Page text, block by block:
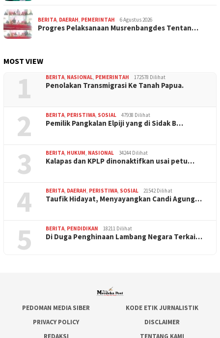
BERITA DAERAH PEMERINTAH 6 Agustus 2026
Progres Pelaksanaan Musrenbangdes Tentan…
MOST VIEW
1 BERITA NASIONAL PEMERINTAH 172578 Dilihat
Penolakan Transmigrasi Ke Tanah Papua.
2 BERITA PERISTIWA SOSIAL 47938 Dilihat
Pemilik Pangkalan Elpiji yang di Sidak B…
3 BERITA HUKUM NASIONAL 34244 Dilihat
Kalapas dan KPLP dinonaktifkan usai petu…
4 BERITA DAERAH PERISTIWA SOSIAL 21542 Dilihat
Taufik Hidayat, Menyayangkan Candi Agung…
5 BERITA PENDIDIKAN 18211 Dilihat
Di Duga Penghinaan Lambang Negara Terkai…
PEDOMAN MEDIA SIBER
KODE ETIK JURNALISTIK
PRIVACY POLICY
DISCLAIMER